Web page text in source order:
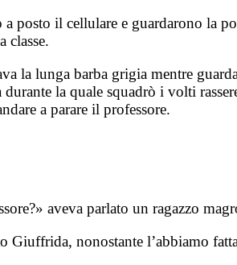
posto il cellulare e guardarono la
classe.
la lunga barba grigia mentre
la quale squadrò i volti
a parare il professore.
aveva parlato un ragazzo
nonostante l’abbiamo